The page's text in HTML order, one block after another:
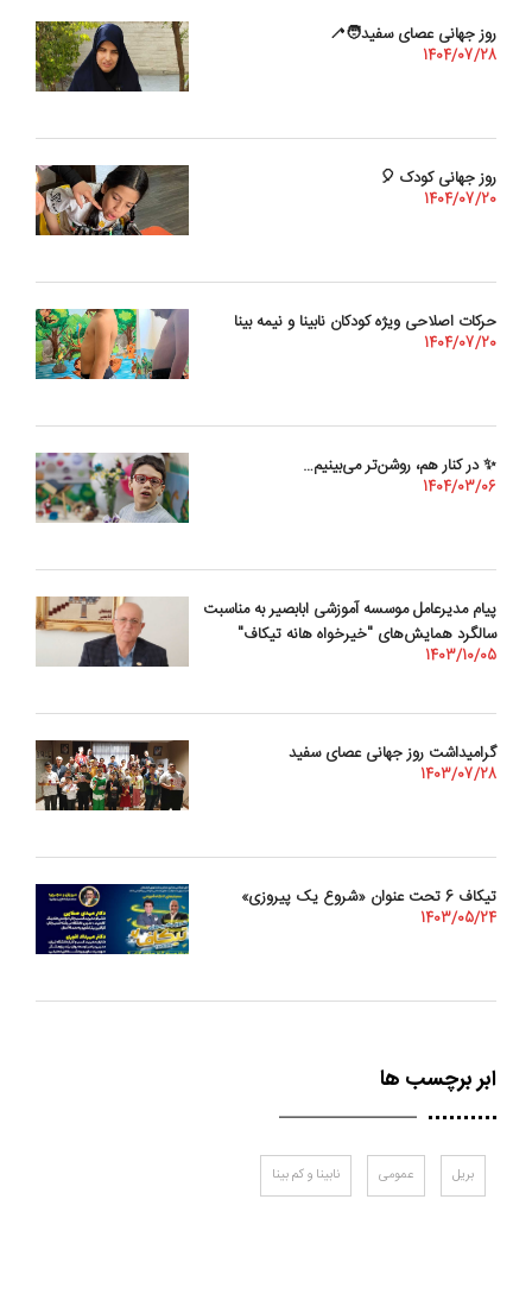
روز جهانی عصای سفید🧑‍🦯
1404/07/28
روز جهانی کودک 🎈
1404/07/20
حرکات اصلاحی ویژه کودکان نابینا و نیمه بینا
1404/07/20
✨ در کنار هم، روشن‌تر می‌بینیم…
1404/03/06
پیام مدیرعامل موسسه آموزشی ابابصیر به مناسبت
سالگرد همایش‌های "خیرخواه هانه تیکاف"
1403/10/05
گرامیداشت روز جهانی عصای سفید
1403/07/28
تیکاف 6 تحت عنوان «شروع یک پیروزی»
1403/05/24
ابر برچسب ها
بریل عمومی نابینا و کم بینا